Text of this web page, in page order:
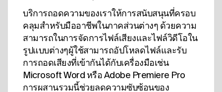
บริการถอดความของเราให้การสนับสนุนที่ครอบ
คลุมสําหรับมืออาชีพในภาคส่วนต่างๆ ด้วยความ
สามารถในการจัดการไฟล์เสียงและไฟล์วิดีโอใน
รูปแบบต่างๆผู้ใช้สามารถอัปโหลดไฟล์และรับ
การถอดเสียงที่เข้ากันได้กับเครื่องมือเช่น
Microsoft Word หรือ Adobe Premiere Pro
การผสานรวมนี้ช่วยลดความซับซ้อนของ